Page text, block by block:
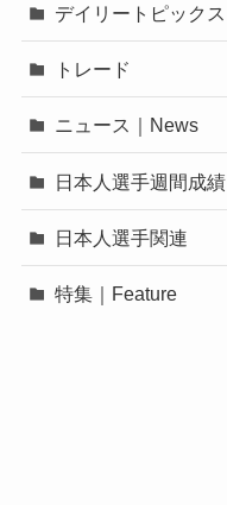
デイリートピックス
トレード
ニュース｜News
日本人選手週間成績
日本人選手関連
特集｜Feature